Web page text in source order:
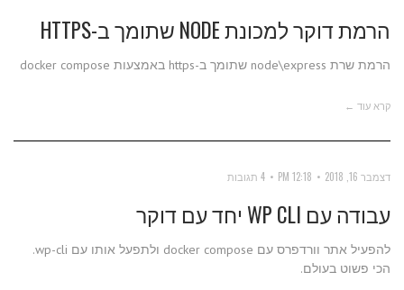
הרמת דוקר למכונת NODE שתומך ב-HTTPS
הרמת שרת node\express שתומך ב-https באמצעות docker compose
קרא עוד ←
דצמבר 16, 2018 12:18 PM 4 תגובות
עבודה עם WP CLI יחד עם דוקר
להפעיל אתר וורדפרס עם docker compose ולתפעל אותו עם wp-cli.
הכי פשוט בעולם.